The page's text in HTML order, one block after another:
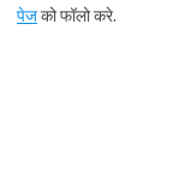
पेजको फॉलो करे.